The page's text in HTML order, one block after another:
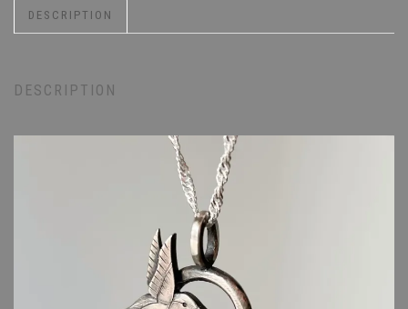
DESCRIPTION
DESCRIPTION